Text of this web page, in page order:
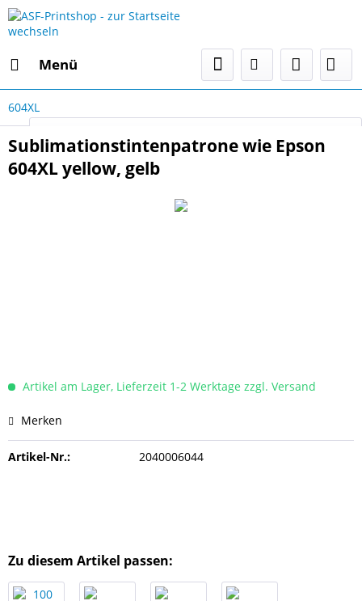
Menü
Select Language
604XL
Sublimationstintenpatrone wie Epson
604XL yellow, gelb
Artikel am Lager, Lieferzeit 1-2 Werktage zzgl. Versand
Merken
Artikel-Nr.: 2040006044
Zu diesem Artikel passen: